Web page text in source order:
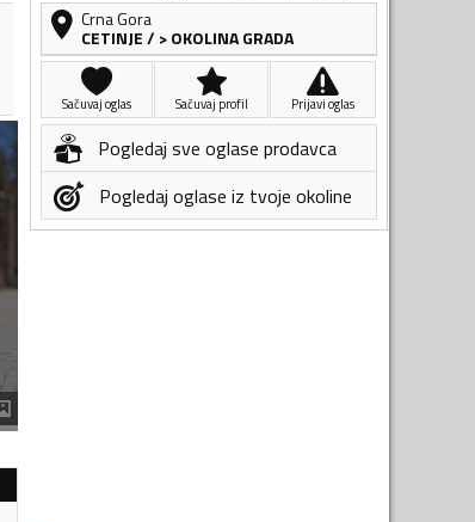
Crna Gora
CETINJE/ > OKOLINA GRADA
Sačuvaj oglas Sačuvaj profil Prijavi oglas
Pogledaj sve oglase prodavca
Pogledaj oglase iz tvoje okoline